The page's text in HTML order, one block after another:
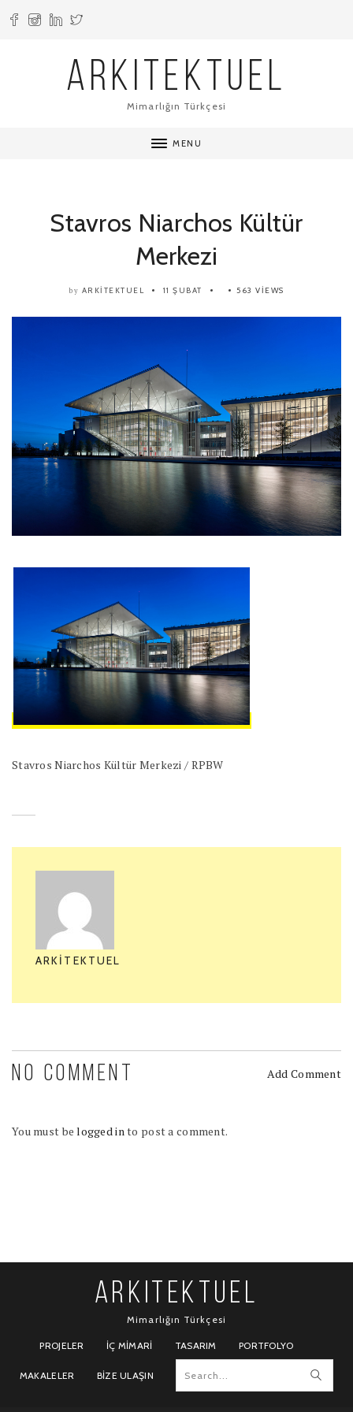
ARKITEKTUEL
Mimarlığın Türkçesi
MENU
Stavros Niarchos Kültür
Merkezi
by ARKITEKTUEL 11 ŞUBAT 563 VIEWS
Stavros Niarchos Kültür Merkezi / RPBW
ARKITEKTUEL
NO COMMENT Add Comment
You must belogged into post a comment.
ARKITEKTUEL
Mimarlığın Türkçesi
PROJELER İÇ MIMARI TASARIM PORTFOLYO
MAKALELER BIZE ULAŞIN